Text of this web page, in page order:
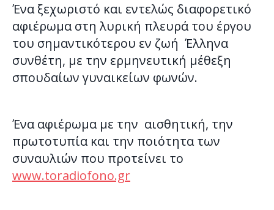
Ένα ξεχωριστό και εντελώς διαφορετικό
αφιέρωμα στη λυρική πλευρά του έργου
του σημαντικότερου εν ζωή Έλληνα
συνθέτη, με την ερμηνευτική μέθεξη
σπουδαίων γυναικείων φωνών.
Ένα αφιέρωμα με την αισθητική, την
πρωτοτυπία και την ποιότητα των
συναυλιών που προτείνει το
www.toradiofono.gr